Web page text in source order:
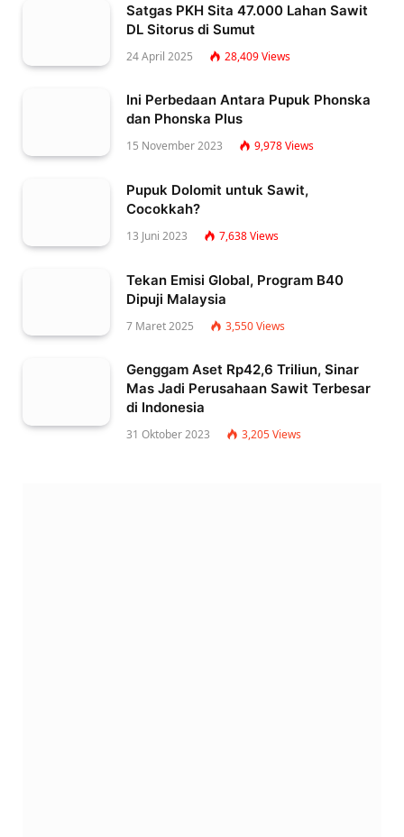
Satgas PKH Sita 47.000 Lahan Sawit
DL Sitorus di Sumut
24 April 2025 28,409Views
Ini Perbedaan Antara Pupuk Phonska
dan Phonska Plus
15 November 2023 9,978Views
Pupuk Dolomit untuk Sawit,
Cocokkah?
13 Juni 2023 7,638Views
Tekan Emisi Global, Program B40
Dipuji Malaysia
7 Maret 2025 3,550Views
Genggam Aset Rp42,6 Triliun, Sinar
Mas Jadi Perusahaan Sawit Terbesar
di Indonesia
31 Oktober 2023 3,205Views